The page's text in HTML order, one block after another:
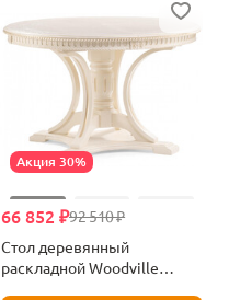
Акция 30%
92 510 ₽
66 852 ₽
Стол деревянный
раскладной Woodville